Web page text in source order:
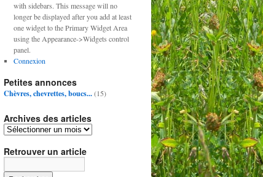
with sidebars. This message will no
longer be displayed after you add at least
one widget to the Primary Widget Area
using the Appearance->Widgets control
panel.
Connexion
Petites annonces
Chèvres, chevrettes, boucs...(15)
Archives des articles
Retrouver un article